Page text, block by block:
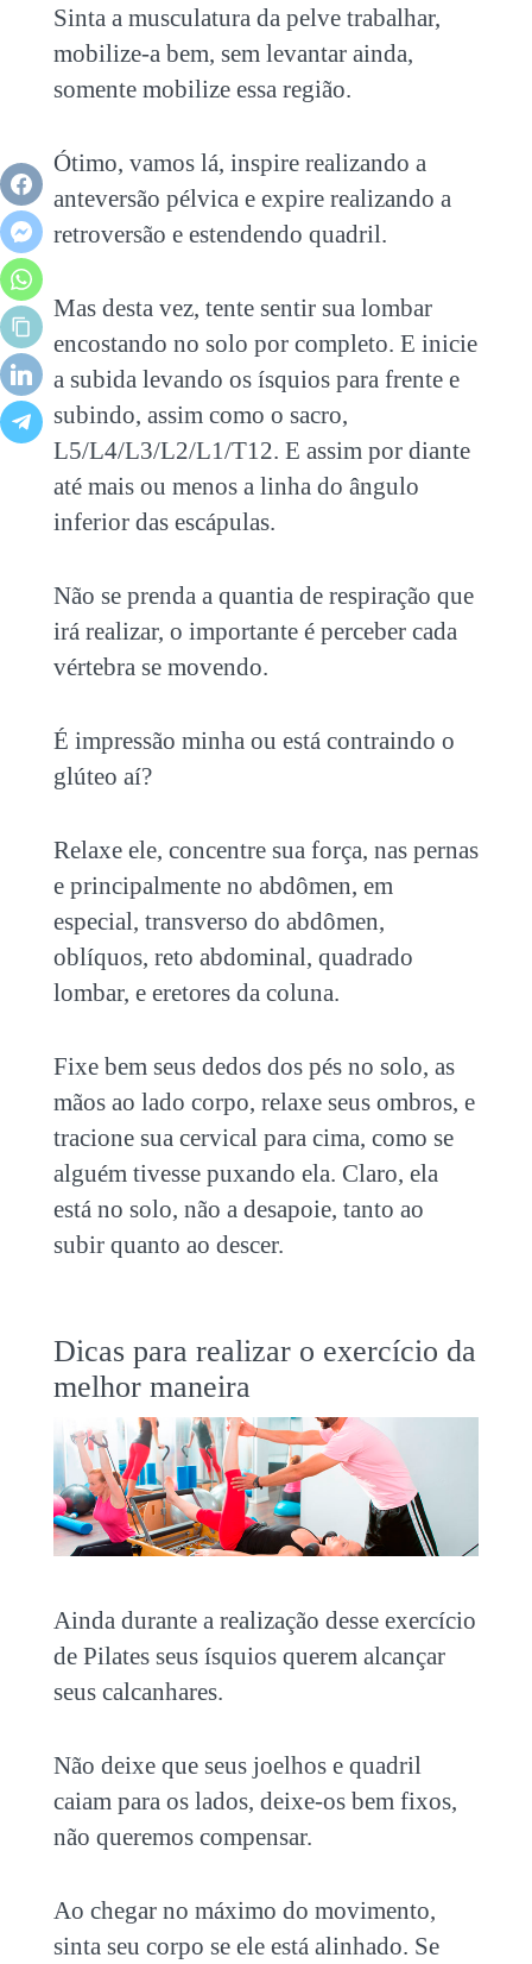
Sinta a musculatura da pelve trabalhar,
mobilize-a bem, sem levantar ainda,
somente mobilize essa região.
Ótimo, vamos lá, inspire realizando a
anteversão pélvica e expire realizando a
retroversão e estendendo quadril.
Mas desta vez, tente sentir sua lombar
encostando no solo por completo. E inicie
a subida levando os ísquios para frente e
subindo, assim como o sacro,
L5/L4/L3/L2/L1/T12. E assim por diante
até mais ou menos a linha do ângulo
inferior das escápulas.
Não se prenda a quantia de respiração que
irá realizar, o importante é perceber cada
vértebra se movendo.
É impressão minha ou está contraindo o
glúteo aí?
Relaxe ele, concentre sua força, nas pernas
e principalmente no abdômen, em
especial, transverso do abdômen,
oblíquos, reto abdominal, quadrado
lombar, e eretores da coluna.
Fixe bem seus dedos dos pés no solo, as
mãos ao lado corpo, relaxe seus ombros, e
tracione sua cervical para cima, como se
alguém tivesse puxando ela. Claro, ela
está no solo, não a desapoie, tanto ao
subir quanto ao descer.
Dicas para realizar o exercício da
melhor maneira
Ainda durante a realização desse exercício
de Pilates seus ísquios querem alcançar
seus calcanhares.
Não deixe que seus joelhos e quadril
caiam para os lados, deixe-os bem fixos,
não queremos compensar.
Ao chegar no máximo do movimento,
sinta seu corpo se ele está alinhado. Se